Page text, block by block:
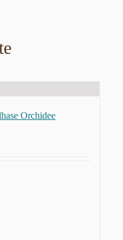
Orchidee